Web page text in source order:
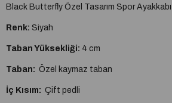
Black Butterfly Özel Tasarım Spor Ayakkabı
Renk: Siyah
Taban Yüksekliği: 4 cm
Taban: Özel kaymaz taban
İç Kısım: Çift pedli